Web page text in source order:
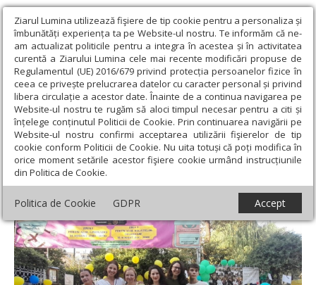
Ziarul Lumina utilizează fişiere de tip cookie pentru a personaliza și
îmbunătăți experiența ta pe Website-ul nostru. Te informăm că ne-
am actualizat politicile pentru a integra în acestea și în activitatea
curentă a Ziarului Lumina cele mai recente modificări propuse de
Regulamentul (UE) 2016/679 privind protecția persoanelor fizice în
ceea ce privește prelucrarea datelor cu caracter personal și privind
libera circulație a acestor date. Înainte de a continua navigarea pe
Website-ul nostru te rugăm să aloci timpul necesar pentru a citi și
înțelege conținutul Politicii de Cookie. Prin continuarea navigării pe
Website-ul nostru confirmi acceptarea utilizării fişierelor de tip
cookie conform Politicii de Cookie. Nu uita totuși că poți modifica în
orice moment setările acestor fişiere cookie urmând instrucțiunile
din Politica de Cookie.
Politica de Cookie GDPR Accept
Ziarul Lumina › Societate › Actualitate socială › Târg caritabil în
București
Târg caritabil în București